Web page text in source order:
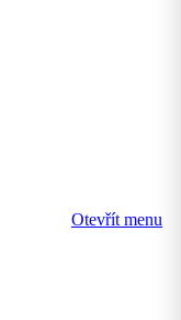
Otevřít menu